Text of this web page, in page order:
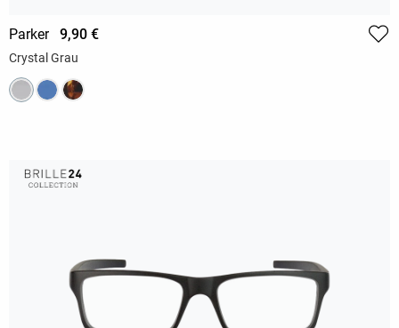
Parker 9,90 €
Crystal Grau